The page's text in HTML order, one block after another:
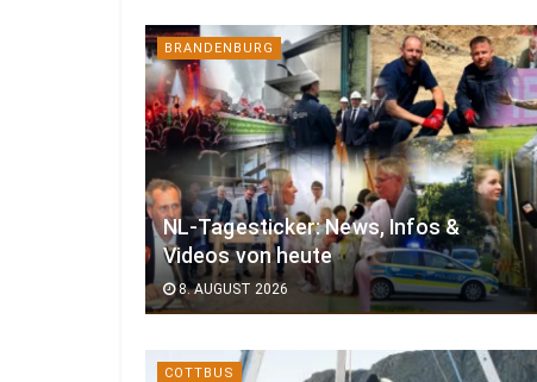
BRANDENBURG
NL-Tagesticker: News, Infos &
Videos von heute
8. AUGUST 2026
COTTBUS